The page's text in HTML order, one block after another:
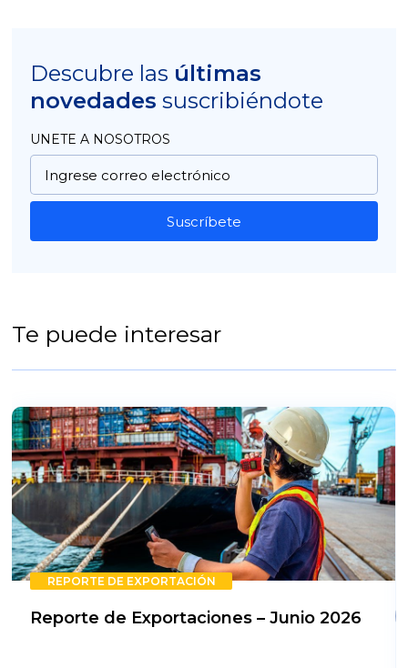
Descubre las últimas
novedades suscribiéndote
UNETE A NOSOTROS
Suscríbete
Te puede interesar
REPORTE DE EXPORTACIÓN
Reporte de Exportaciones – Junio 2026